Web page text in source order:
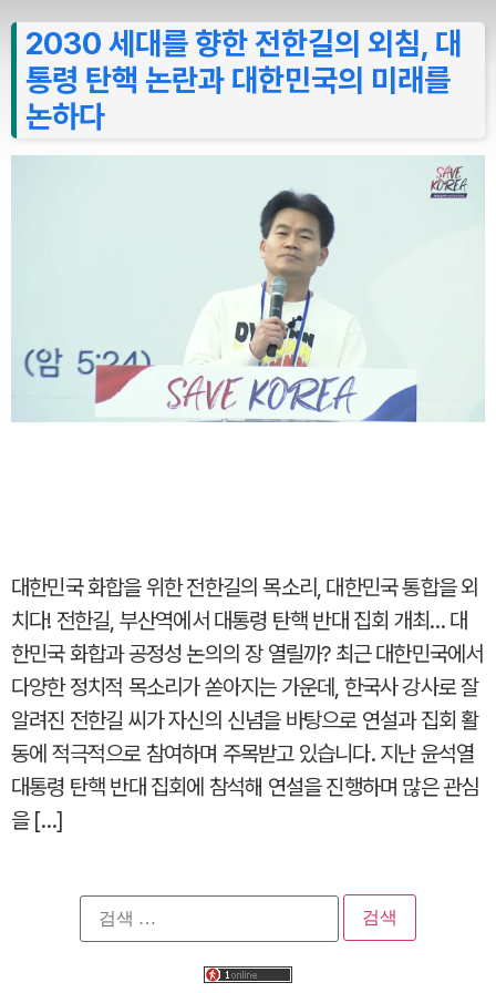
2030 세대를 향한 전한길의 외침, 대
통령 탄핵 논란과 대한민국의 미래를
논하다
대한민국 화합을 위한 전한길의 목소리, 대한민국 통합을 외
치다! 전한길, 부산역에서 대통령 탄핵 반대 집회 개최… 대
한민국 화합과 공정성 논의의 장 열릴까? 최근 대한민국에서
다양한 정치적 목소리가 쏟아지는 가운데, 한국사 강사로 잘
알려진 전한길 씨가 자신의 신념을 바탕으로 연설과 집회 활
동에 적극적으로 참여하며 주목받고 있습니다. 지난 윤석열
대통령 탄핵 반대 집회에 참석해 연설을 진행하며 많은 관심
을 […]
검
색: